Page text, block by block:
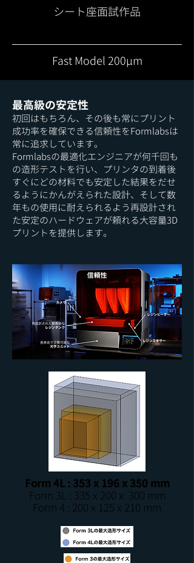
シート座面試作品
Fast Model 200μm
最高級の安定性
初回はもちろん、その後も常にプリント
成功率を確保できる信頼性をFormlabsは
常に追求しています。
Formlabs​の最適化エンジニアが何千回も
の造形テストを行い、プリンタの到着後
すぐにどの材料でも安定した結果をだせ
るようにかんがえられた設計、そして数
年もの使用に耐えられるよう再設計され
た安定のハードウェアが頼れる大容量3D
プリントを提供します。
Form 4L : 353 x 196 x 350 mm
Form 3L : 335 x 200 x 300 mm
Form 4 : 200 x 125 x 210 mm